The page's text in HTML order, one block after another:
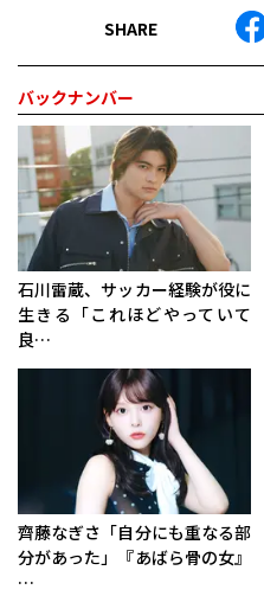
SHARE
バックナンバー
石川雷蔵、サッカー経験が役に
生きる「これほどやっていて
良…
齊藤なぎさ「自分にも重なる部
分があった」『あばら骨の女』
…